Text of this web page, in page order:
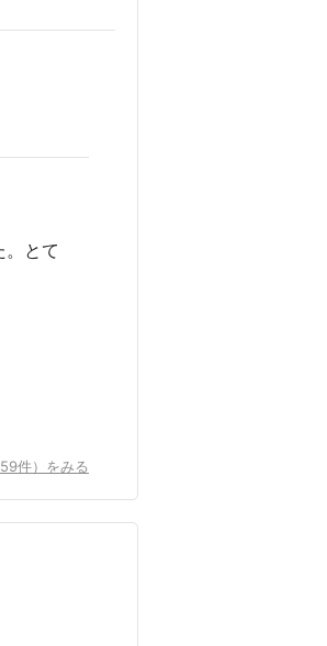
。とて
件）をみる